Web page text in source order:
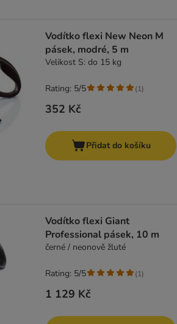
Vodítko flexi New Neon M
pásek, modré, 5 m
Velikost S: do 15 kg
352 Kč
Rating: 5/5 (1)
Přidat do košíku
Vodítko flexi Giant
Professional pásek, 10 m
černé / neonově žluté
1 129 Kč
Rating: 5/5 (1)